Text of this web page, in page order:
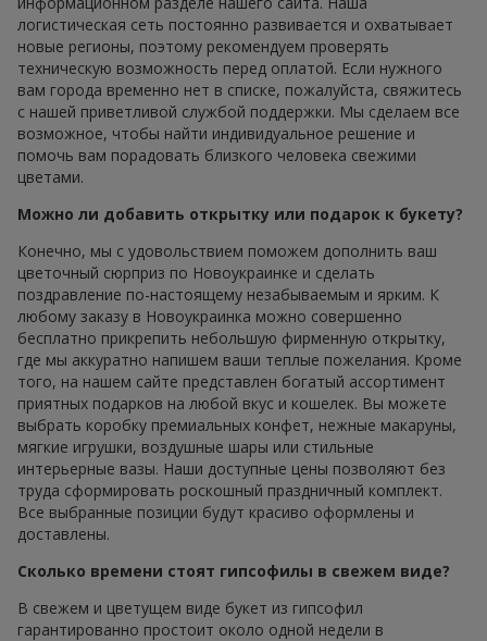
логистическая сеть постоянно развивается и охватывает
новые регионы, поэтому рекомендуем проверять
техническую возможность перед оплатой. Если нужного
вам города временно нет в списке, пожалуйста, свяжитесь
с нашей приветливой службой поддержки. Мы сделаем все
возможное, чтобы найти индивидуальное решение и
помочь вам порадовать близкого человека свежими
цветами.
Можно ли добавить открытку или подарок к букету?
Конечно, мы с удовольствием поможем дополнить ваш
цветочный сюрприз по Новоукраинке и сделать
поздравление по-настоящему незабываемым и ярким. К
любому заказу в Новоукраинка можно совершенно
бесплатно прикрепить небольшую фирменную открытку,
где мы аккуратно напишем ваши теплые пожелания. Кроме
того, на нашем сайте представлен богатый ассортимент
приятных подарков на любой вкус и кошелек. Вы можете
выбрать коробку премиальных конфет, нежные макаруны,
мягкие игрушки, воздушные шары или стильные
интерьерные вазы. Наши доступные цены позволяют без
труда сформировать роскошный праздничный комплект.
Все выбранные позиции будут красиво оформлены и
доставлены.
Сколько времени стоят гипсофилы в свежем виде?
В свежем и цветущем виде букет из гипсофил
гарантированно простоит около одной недели в